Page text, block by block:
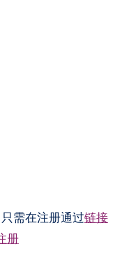
需在注册通过链接
册